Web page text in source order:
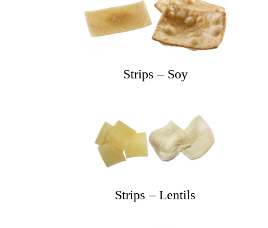
Strips – Soy
Strips – Lentils